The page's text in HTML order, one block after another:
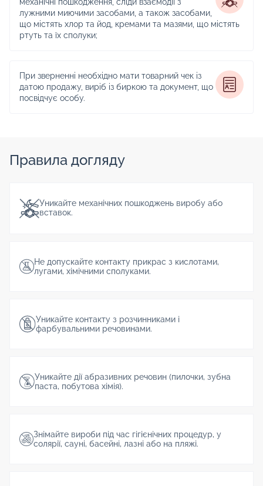
механічні пошкодження, сліди взаємодії з
лужними миючими засобами, а також засобами,
що містять хлор та йод, кремами та мазями, що містять
ртуть та їх сполуки;
При зверненні необхідно мати товарний чек із
датою продажу, виріб із биркою та документ, що
посвідчує особу.
Правила догляду
Уникайте механічних пошкоджень виробу або
вставок.
Не допускайте контакту прикрас з кислотами,
лугами, хімічними сполуками.
Уникайте контакту з розчинниками і
фарбувальними речовинами.
Уникайте дії абразивних речовин (пилочки, зубна
паста, побутова хімія).
Знімайте вироби під час гігієнічних процедур, у
солярії, сауні, басейні, лазні або на пляжі.